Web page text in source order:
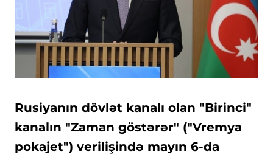
Rusiyanın dövlət kanalı olan "Birinci"
kanalın "Zaman göstərər" ("Vremya
pokajet") verilişində mayın 6-da